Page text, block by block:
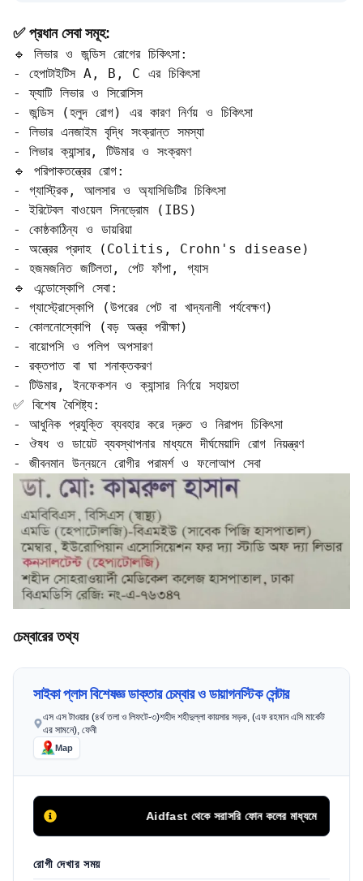
✅ প্রধান সেবা সমূহ:
🔹 লিভার ও জন্ডিস রোগের চিকিৎসা:
- হেপাটাইটিস A, B, C এর চিকিৎসা
- ফ্যাটি লিভার ও সিরোসিস
- জন্ডিস (হলুদ রোগ) এর কারণ নির্ণয় ও চিকিৎসা
- লিভার এনজাইম বৃদ্ধি সংক্রান্ত সমস্যা
- লিভার ক্যান্সার, টিউমার ও সংক্রমণ
🔹 পরিপাকতন্ত্রের রোগ:
- গ্যাস্ট্রিক, আলসার ও অ্যাসিডিটির চিকিৎসা
- ইরিটেবল বাওয়েল সিনড্রোম (IBS)
- কোষ্ঠকাঠিন্য ও ডায়রিয়া
- অন্ত্রের প্রদাহ (Colitis, Crohn's disease)
- হজমজনিত জটিলতা, পেট ফাঁপা, গ্যাস
🔹 এন্ডোস্কোপি সেবা:
- গ্যাস্ট্রোস্কোপি (উপরের পেট বা খাদ্যনালী পর্যবেক্ষণ)
- কোলনোস্কোপি (বড় অন্ত্র পরীক্ষা)
- বায়োপসি ও পলিপ অপসারণ
- রক্তপাত বা ঘা শনাক্তকরণ
- টিউমার, ইনফেকশন ও ক্যান্সার নির্ণয়ে সহায়তা
✅ বিশেষ বৈশিষ্ট্য:
- আধুনিক প্রযুক্তি ব্যবহার করে দ্রুত ও নিরাপদ চিকিৎসা
- ঔষধ ও ডায়েট ব্যবস্থাপনার মাধ্যমে দীর্ঘমেয়াদি রোগ নিয়ন্ত্রণ
- জীবনমান উন্নয়নে রোগীর পরামর্শ ও ফলোআপ সেবা
চেম্বারের তথ্য
সাইকা প্লাস বিশেষজ্ঞ ডাক্তার চেম্বার ও ডায়াগনস্টিক সেন্টার
এস এস টাওয়ার (৪র্থ তলা ও লিফটে-৩)শহীদ শহীদুল্লা কায়সার সড়ক, (এফ রহমান এসি মার্কেট
এর সামনে), ফেনী
Map
Aidfast থেকে সরাসরি ফোন কলের মাধ্যমে অথবা
রোগী দেখার সময়